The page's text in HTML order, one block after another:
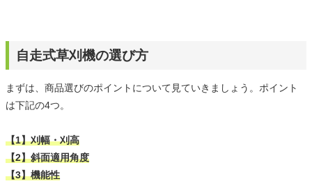
自走式草刈機の選び方
まずは、商品選びのポイントについて見ていきましょう。ポイント
は下記の4つ。
【1】刈幅・刈高
【2】斜面適用角度
【3】機能性